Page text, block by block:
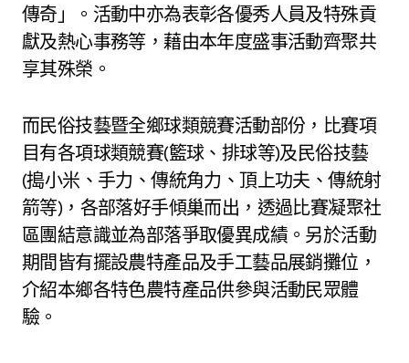
傳奇」。活動中亦為表彰各優秀人員及特殊貢
獻及熱心事務等，藉由本年度盛事活動齊聚共
享其殊榮。
而民俗技藝暨全鄉球類競賽活動部份，比賽項
目有各項球類競賽(籃球、排球等)及民俗技藝
(搗小米、手力、傳統角力、頂上功夫、傳統射
箭等)，各部落好手傾巢而出，透過比賽凝聚社
區團結意識並為部落爭取優異成績。另於活動
期間皆有擺設農特產品及手工藝品展銷攤位，
介紹本鄉各特色農特產品供參與活動民眾體
驗。